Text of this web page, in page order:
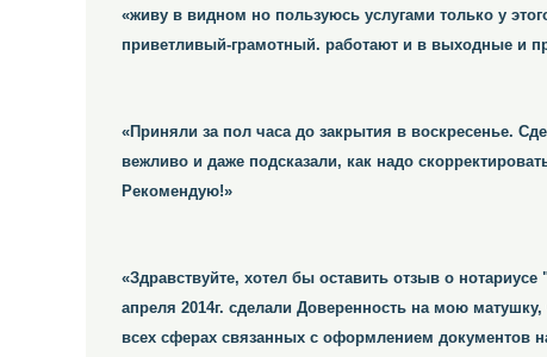
«живу в видном но пользуюсь услугами только у
приветливый-грамотный. работают и в выходные и
«Приняли за пол часа до закрытия в воскресенье.
вежливо и даже подсказали, как надо
Рекомендую!»
«Здравствуйте, хотел бы оставить отзыв о
апреля 2014г. сделали Доверенность на мою
всех сферах связанных с оформлением документов